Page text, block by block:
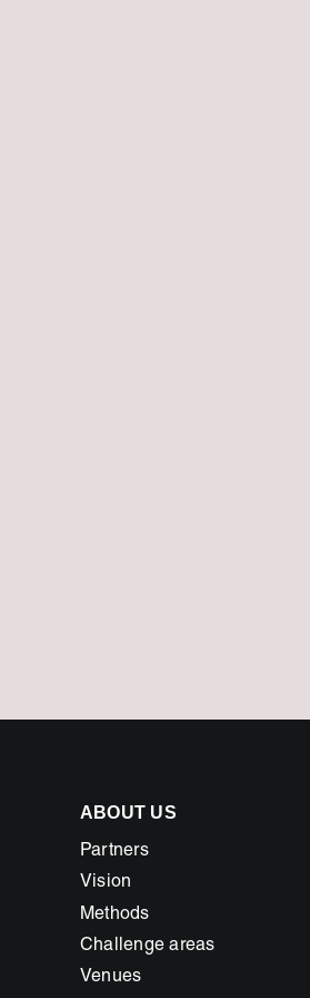
ABOUT US
Partners
Vision
Methods
Challenge areas
Venues